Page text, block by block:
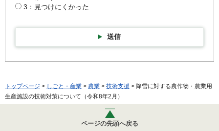
3：見つけにくかった
送信
トップページ > しごと・産業 > 農業 > 技術支援 > 降雪に対する農作物・農業用
生産施設の技術対策について（令和8年2月）
ページの先頭へ戻る